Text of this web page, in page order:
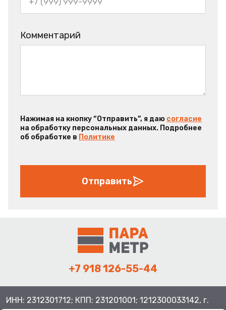
Комментарий
Нажимая на кнопку “Отправить”, я даю согласие
на обработку персональных данных. Подробнее
об обработке в Политике
Отправить
+7 918 126-55-44
ИНН: 2312301712; КПП: 231201001; 1212300033142, г.